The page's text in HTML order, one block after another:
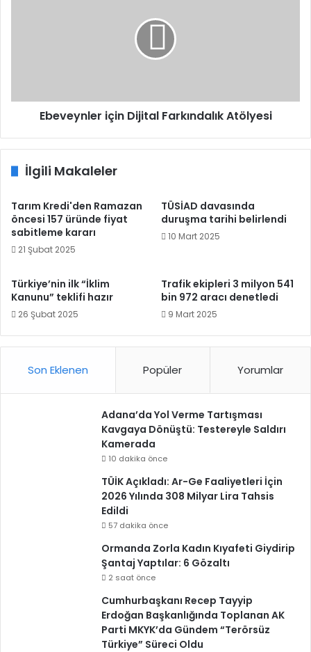
Ebeveynler için Dijital Farkındalık Atölyesi
İlgili Makaleler
Tarım Kredi'den Ramazan
öncesi 157 üründe fiyat
sabitleme kararı
21 Şubat 2025
TÜSİAD davasında
duruşma tarihi belirlendi
10 Mart 2025
Türkiye’nin ilk “İklim
Kanunu” teklifi hazır
26 Şubat 2025
Trafik ekipleri 3 milyon 541
bin 972 aracı denetledi
9 Mart 2025
Son Eklenen Popüler Yorumlar
Adana’da Yol Verme Tartışması
Kavgaya Dönüştü: Testereyle Saldırı
Kamerada
10 dakika önce
TÜİK Açıkladı: Ar-Ge Faaliyetleri İçin
2026 Yılında 308 Milyar Lira Tahsis
Edildi
57 dakika önce
Ormanda Zorla Kadın Kıyafeti Giydirip
Şantaj Yaptılar: 6 Gözaltı
2 saat önce
Cumhurbaşkanı Recep Tayyip
Erdoğan Başkanlığında Toplanan AK
Parti MKYK’da Gündem “Terörsüz
Türkiye” Süreci Oldu